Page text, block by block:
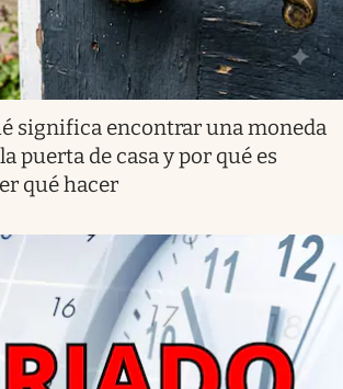
significa encontrar una moneda
puerta de casa y por qué es
qué hacer